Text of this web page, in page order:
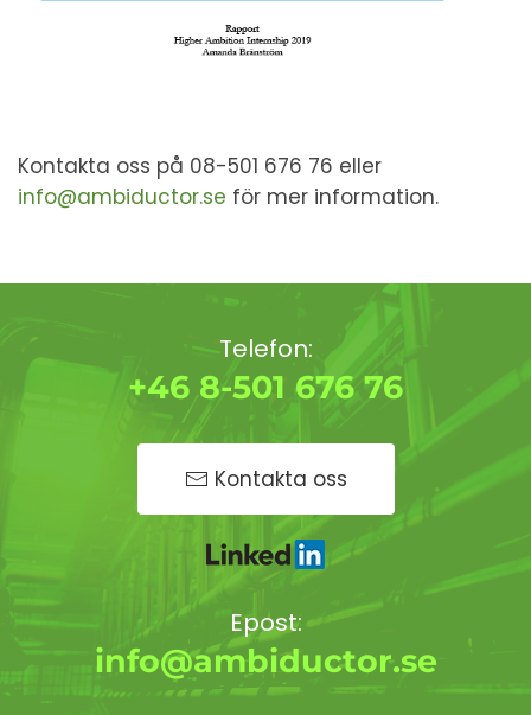
Kontakta oss på 08-501 676 76 eller
info@ambiductor.se för mer information.
Telefon:
+46 8-501 676 76
Kontakta oss
Epost:
info@ambiductor.se